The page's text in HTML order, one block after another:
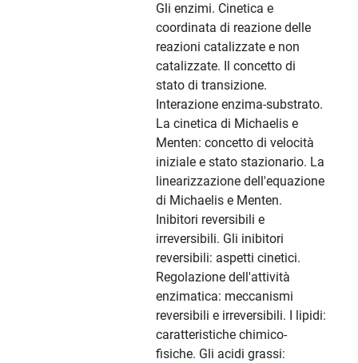
Gli enzimi. Cinetica e
coordinata di reazione delle
reazioni catalizzate e non
catalizzate. Il concetto di
stato di transizione.
Interazione enzima-substrato.
La cinetica di Michaelis e
Menten: concetto di velocità
iniziale e stato stazionario. La
linearizzazione dell'equazione
di Michaelis e Menten.
Inibitori reversibili e
irreversibili. Gli inibitori
reversibili: aspetti cinetici.
Regolazione dell'attività
enzimatica: meccanismi
reversibili e irreversibili. I lipidi:
caratteristiche chimico-
fisiche. Gli acidi grassi: